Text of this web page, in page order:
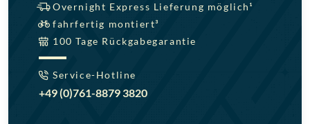
Overnight Express Lieferung möglich¹
fahrfertig montiert³
100 Tage Rückgabegarantie
Service-Hotline
+49 (0)761-8879 3820